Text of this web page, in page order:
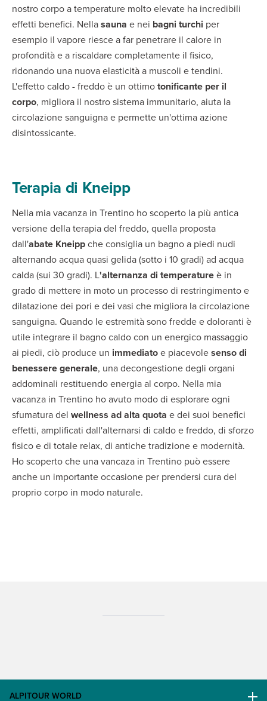
nostro corpo a temperature molto elevate ha incredibili
effetti benefici. Nellasauna e nei bagni turchi per
esempio il vapore riesce a far penetrare il calore in
profondità e a riscaldare completamente il fisico,
ridonando una nuova elasticità a muscoli e tendini.
L'effetto caldo - freddo è un ottimotonificante per il
corpo, migliora il nostro sistema immunitario, aiuta la
circolazione sanguigna e permette un'ottima azione
disintossicante.
Terapia di Kneipp
Nella mia vacanza in Trentino ho scoperto la più antica
versione della terapia del freddo, quella proposta
dall'abate Kneippche consiglia un bagno a piedi nudi
alternando acqua quasi gelida (sotto i 10 gradi) ad acqua
calda (sui 30 gradi). L'alternanza di temperatureè in
grado di mettere in moto un processo di restringimento e
dilatazione dei pori e dei vasi che migliora la circolazione
sanguigna. Quando le estremità sono fredde e doloranti è
utile integrare il bagno caldo con un energico massaggio
ai piedi, ciò produce un immediatoe piacevolesenso di
benessere generale, una decongestione degli organi
addominali restituendo energia al corpo. Nella mia
vacanza in Trentino ho avuto modo di esplorare ogni
sfumatura del wellness ad alta quota e dei suoi benefici
effetti, amplificati dall'alternarsi di caldo e freddo, di sforzo
fisico e di totale relax, di antiche tradizione e modernità.
Ho scoperto che una vancaza in Trentino può essere
anche un importante occasione per prendersi cura del
proprio corpo in modo naturale.
ALPITOUR WORLD